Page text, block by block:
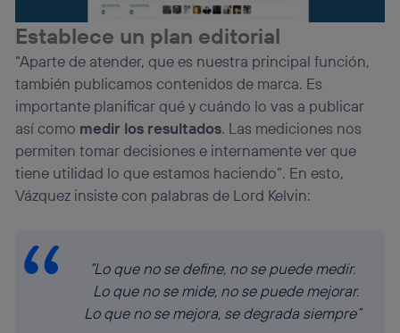
Establece un plan editorial
“Aparte de atender, que es nuestra principal función,
también publicamos contenidos de marca. Es
importante planificar qué y cuándo lo vas a publicar
así como medir los resultados. Las mediciones nos
permiten tomar decisiones e internamente ver que
tiene utilidad lo que estamos haciendo”. En esto,
Vázquez insiste con palabras de Lord Kelvin:
“Lo que no se define, no se puede medir.
Lo que no se mide, no se puede mejorar.
Lo que no se mejora, se degrada siempre”